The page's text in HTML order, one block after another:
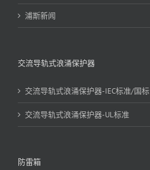
浦斯新闻
交流导轨式浪涌保护器
交流导轨式浪涌保护器-IEC标准/国标
交流导轨式浪涌保护器-UL标准
防雷箱